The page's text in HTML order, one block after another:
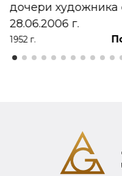
дочери художника
28.06.2006 г.
1952 г.